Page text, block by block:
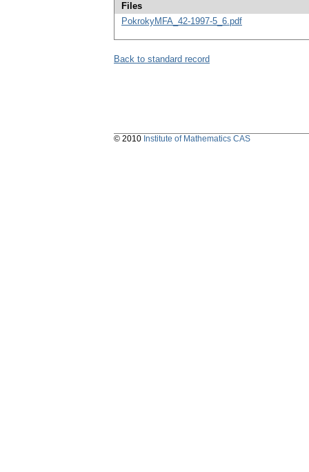
Files
PokrokyMFA_42-1997-5_6.pdf
Back to standard record
© 2010 Institute of Mathematics CAS